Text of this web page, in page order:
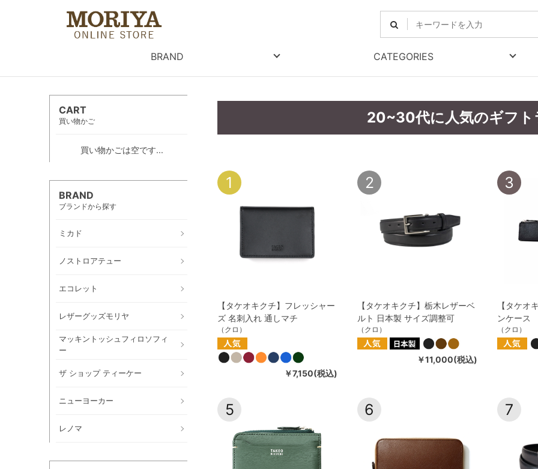
BRAND CATEGORIES
CART
買い物かご
買い物かごは空です...
BRAND
ブランドから探す
ミカド
ノストロアテュー
エコレット
レザーグッズモリヤ
マッキントッシュフィロソフィ
ー
ザ ショップ ティーケー
ニューヨーカー
レノマ
20~30代に人気のギフト
1
【タケオキクチ】フレッシャー
ズ 名刺入れ 通しマチ
（クロ）
￥7,150(税込)
2
【タケオキクチ】栃木レザーベ
ルト 日本製 サイズ調整可
（クロ）
￥11,000(税込)
3
【タケオ
ンケース
（クロ）
5 6 7